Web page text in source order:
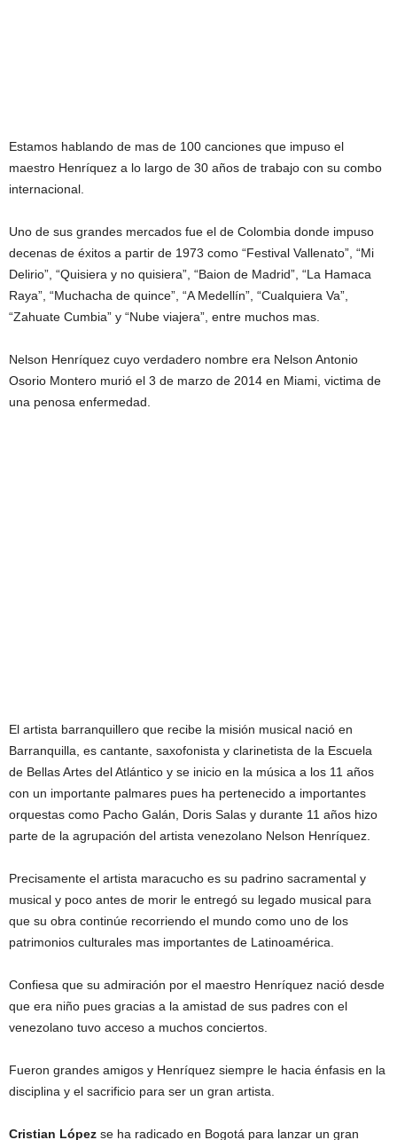
Estamos hablando de mas de 100 canciones que impuso el
maestro Henríquez a lo largo de 30 años de trabajo con su combo
internacional.
Uno de sus grandes mercados fue el de Colombia donde impuso
decenas de éxitos a partir de 1973 como “Festival Vallenato”, “Mi
Delirio”, “Quisiera y no quisiera”, “Baion de Madrid”, “La Hamaca
Raya”, “Muchacha de quince”, “A Medellín”, “Cualquiera Va”,
“Zahuate Cumbia” y “Nube viajera”, entre muchos mas.
Nelson Henríquez cuyo verdadero nombre era Nelson Antonio
Osorio Montero murió el 3 de marzo de 2014 en Miami, victima de
una penosa enfermedad.
El artista barranquillero que recibe la misión musical nació en
Barranquilla, es cantante, saxofonista y clarinetista de la Escuela
de Bellas Artes del Atlántico y se inicio en la música a los 11 años
con un importante palmares pues ha pertenecido a importantes
orquestas como Pacho Galán, Doris Salas y durante 11 años hizo
parte de la agrupación del artista venezolano Nelson Henríquez.
Precisamente el artista maracucho es su padrino sacramental y
musical y poco antes de morir le entregó su legado musical para
que su obra continúe recorriendo el mundo como uno de los
patrimonios culturales mas importantes de Latinoamérica.
Confiesa que su admiración por el maestro Henríquez nació desde
que era niño pues gracias a la amistad de sus padres con el
venezolano tuvo acceso a muchos conciertos.
Fueron grandes amigos y Henríquez siempre le hacia énfasis en la
disciplina y el sacrificio para ser un gran artista.
Cristian López se ha radicado en Bogotá para lanzar un gran